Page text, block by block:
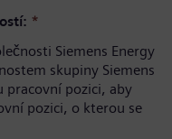
*
Siemens Energy
skupiny Siemens
pracovní pozici, aby
pozici, o kterou se